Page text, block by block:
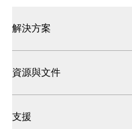
解決方案
資源與文件
支援